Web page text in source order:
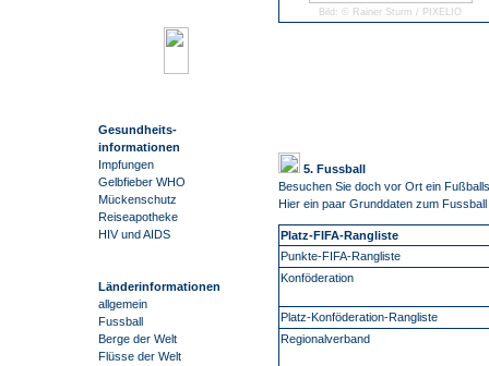
Gesundheits-
informationen
Impfungen
Gelbfieber WHO
Mückenschutz
Reiseapotheke
HIV und AIDS
Länderinformationen
allgemein
Fussball
Berge der Welt
Flüsse der Welt
Bild: © Rainer Sturm / PIXELIO
5. Fussball
Besuchen Sie doch vor Ort ein
Hier ein paar Grunddaten zum
Platz-FIFA-Rangliste
Punkte-FIFA-Rangliste
Konföderation
Platz-Konföderation-Rangliste
Regionalverband